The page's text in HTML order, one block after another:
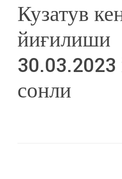
Кузатув
йиғилиши
сонли